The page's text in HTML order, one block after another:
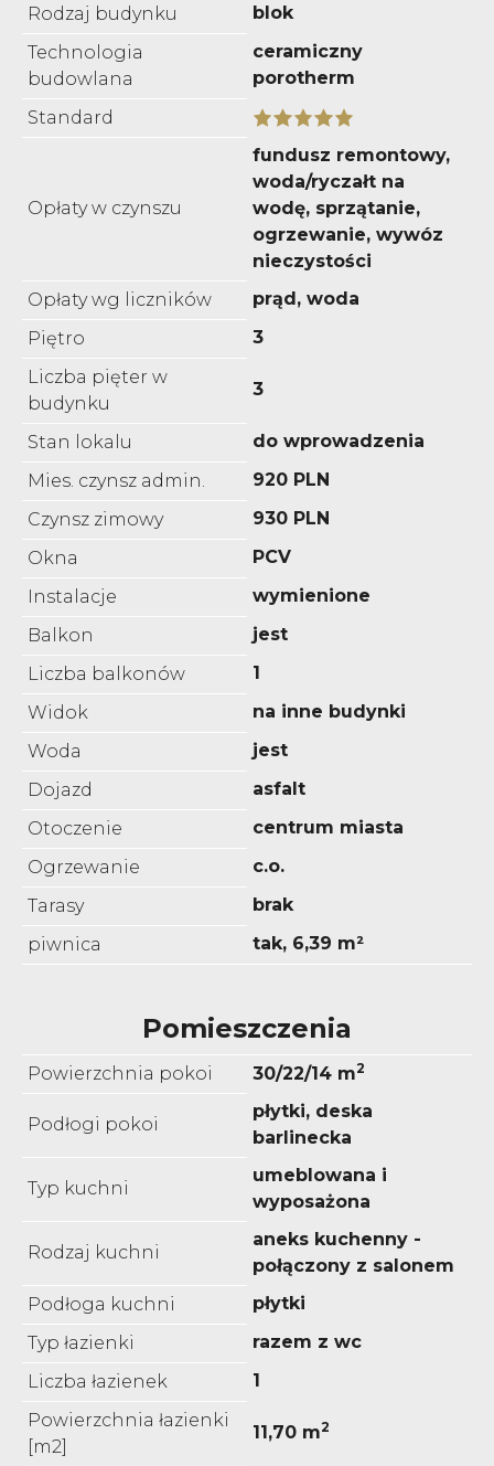
Rodzaj budynku
blok
Technologia
budowlana
ceramiczny
porotherm
Standard
Opłaty w czynszu
fundusz remontowy,
woda/ryczałt na
wodę, sprzątanie,
ogrzewanie, wywóz
nieczystości
Opłaty wg liczników
prąd, woda
Piętro
3
Liczba pięter w
budynku
3
Stan lokalu
do wprowadzenia
Mies. czynsz admin.
920 PLN
Czynsz zimowy
930 PLN
Okna
PCV
Instalacje
wymienione
Balkon
jest
Liczba balkonów
1
Widok
na inne budynki
Woda
jest
Dojazd
asfalt
Otoczenie
centrum miasta
Ogrzewanie
c.o.
Tarasy
brak
piwnica
tak, 6,39 m²
Pomieszczenia
Powierzchnia pokoi 30/22/14 m2
Podłogi pokoi
płytki, deska
barlinecka
Typ kuchni
umeblowana i
wyposażona
Rodzaj kuchni
aneks kuchenny -
połączony z salonem
Podłoga kuchni
płytki
Typ łazienki
razem z wc
Liczba łazienek
1
Powierzchnia łazienki
[m2]
11,70 m2